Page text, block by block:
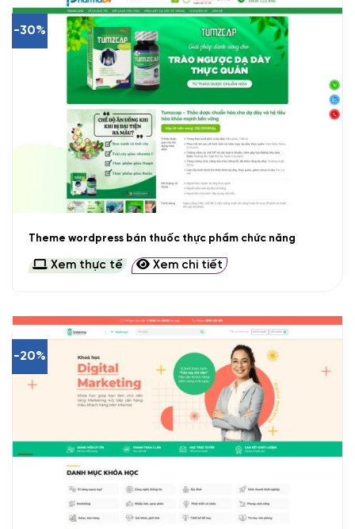
-30%
Theme wordpress bán thuốc thực phẩm chức năng
Xem thực tế Xem chi tiết
-20%